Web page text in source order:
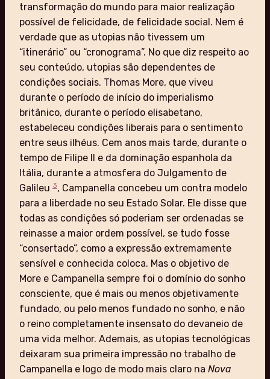
transformação do mundo para maior realização
possível de felicidade, de felicidade social. Nem é
verdade que as utopias não tivessem um
“itinerário” ou “cronograma”. No que diz respeito ao
seu conteúdo, utopias são dependentes de
condições sociais. Thomas More, que viveu
durante o período de início do imperialismo
britânico, durante o período elisabetano,
estabeleceu condições liberais para o sentimento
entre seus ilhéus. Cem anos mais tarde, durante o
tempo de Filipe II e da dominação espanhola da
Itália, durante a atmosfera do Julgamento de
Galileu 3, Campanella concebeu um contra modelo
para a liberdade no seu Estado Solar. Ele disse que
todas as condições só poderiam ser ordenadas se
reinasse a maior ordem possível, se tudo fosse
“consertado”, como a expressão extremamente
sensível e conhecida coloca. Mas o objetivo de
More e Campanella sempre foi o domínio do sonho
consciente, que é mais ou menos objetivamente
fundado, ou pelo menos fundado no sonho, e não
o reino completamente insensato do devaneio de
uma vida melhor. Ademais, as utopias tecnológicas
deixaram sua primeira impressão no trabalho de
Campanella e logo de modo mais claro na Nova